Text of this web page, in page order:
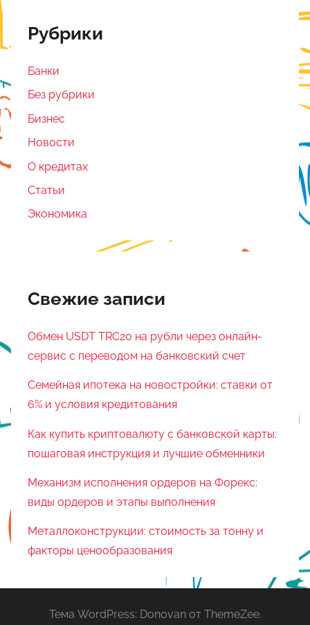
Рубрики
Банки
Без рубрики
Бизнес
Новости
О кредитах
Статьи
Экономика
Свежие записи
Обмен USDT TRC20 на рубли через онлайн-
сервис с переводом на банковский счет
Семейная ипотека на новостройки: ставки от
6% и условия кредитования
Как купить криптовалюту с банковской карты:
пошаговая инструкция и лучшие обменники
Механизм исполнения ордеров на Форекс:
виды ордеров и этапы выполнения
Металлоконструкции: стоимость за тонну и
факторы ценообразования
Тема WordPress: Donovan от ThemeZee.